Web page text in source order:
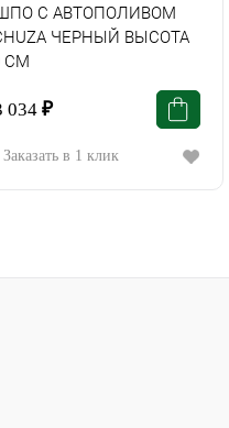
С АВТОПОЛИВОМ
ЧЕРНЫЙ ВЫСОТА
СМ
034 ₽
Заказать в 1 клик